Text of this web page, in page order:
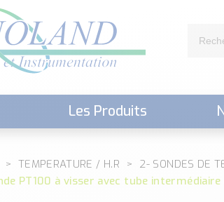
Les Produits
TEMPERATURE / H.R
2- SONDES DE
PT100 à visser avec tube